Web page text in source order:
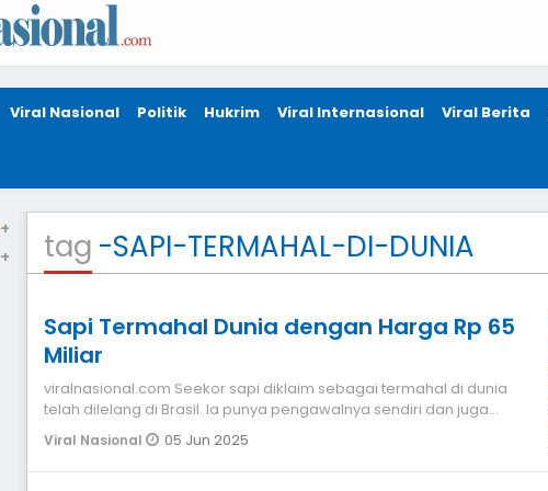
Viral Nasional Politik Hukrim Viral Internasional Viral Berita
tag -SAPI-TERMAHAL-DI-DUNIA
Sapi Termahal Dunia dengan Harga Rp 65
Miliar
viralnasional.com Seekor sapi diklaim sebagai termahal di dunia
telah dilelang di Brasil. Ia punya pengawalnya sendiri dan juga
diawasi
Viral Nasional 05 Jun 2025
+
+